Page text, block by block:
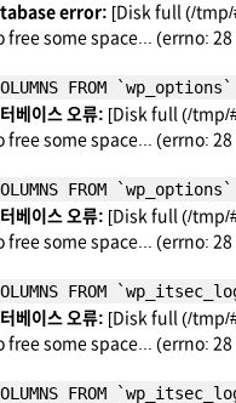
error: [Disk full (/
free some space... (errno:
FROM `wp_options`
베이스 오류: [Disk full (/tmp/
free some space... (errno:
FROM `wp_options`
베이스 오류: [Disk full (/tmp/
free some space... (errno:
FROM
베이스 오류: [Disk full (/tmp/
free some space... (errno:
FROM